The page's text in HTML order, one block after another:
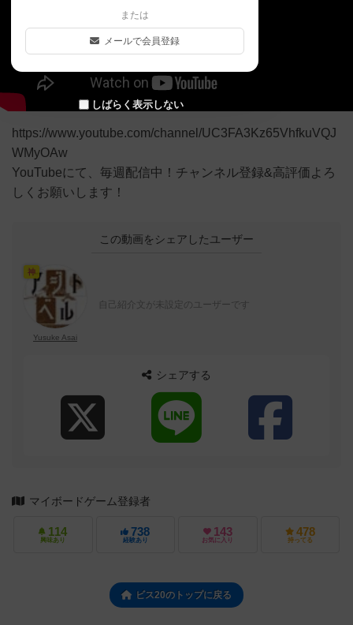
https://www.youtube.com/channel/UC3FA3Kz65VhfkuVQJ
WMyOAw
YouTubeにて、毎週配信中！チャンネル登録&高評価よろ
しくお願いします！
この動画をシェアしたユーザー
神
Yusuke Asai
自己紹介文が未設定のユーザーです
シェアする
マイボードゲーム登録者
114
興味あり
738
経験あり
143
お気に入り
478
持ってる
ビス20のトップに戻る
または
メールで会員登録
しばらく表示しない